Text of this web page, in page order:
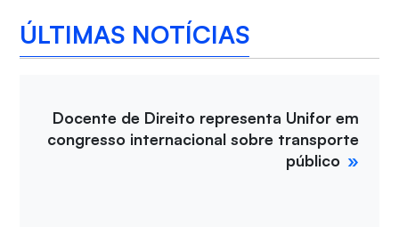
ÚLTIMAS NOTÍCIAS
Docente de Direito representa Unifor em
congresso internacional sobre transporte
público